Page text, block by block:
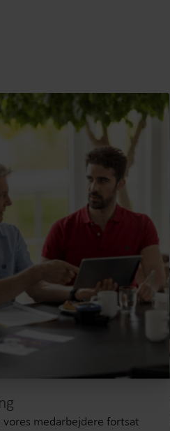
medarbejdere fortsat